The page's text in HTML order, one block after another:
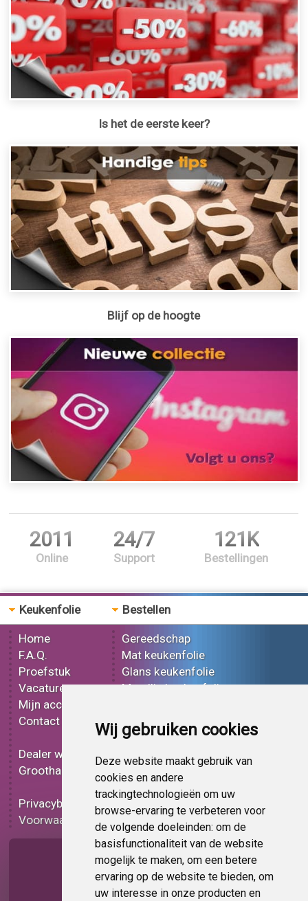
Wij gebruiken cookies
Deze website maakt gebruik van
cookies en andere
trackingtechnologieën om uw
browse-ervaring te verbeteren voor
de volgende doeleinden: om de
basisfunctionaliteit van de website
mogelijk te maken, om een betere
ervaring op de website te bieden, om
uw interesse in onze producten en
Is het de eerste keer?
Blijf op de hoogte
2011
Online
24/7
Support
121K
Bestellingen
Keukenfolie
Home
F.A.Q.
Proefstuk
Vacatures
Mijn account
Contact
Dealer worden
Groothandel
Privacybeleid
Voorwaarden
Bestellen
Gereedschap
Mat keukenfolie
Glans keukenfolie
Metallic keukenfolie
Effect keukenfolie
Bedrukt keukenfolie
Carbon keukenfolie
Lampen folie
Functionele folie
Keukenfolie korting
Op bestelling
Pagina delen